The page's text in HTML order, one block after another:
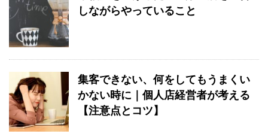
しながらやっていること
集客できない、何をしてもうまくい
かない時に｜個人店経営者が考える
【注意点とコツ】